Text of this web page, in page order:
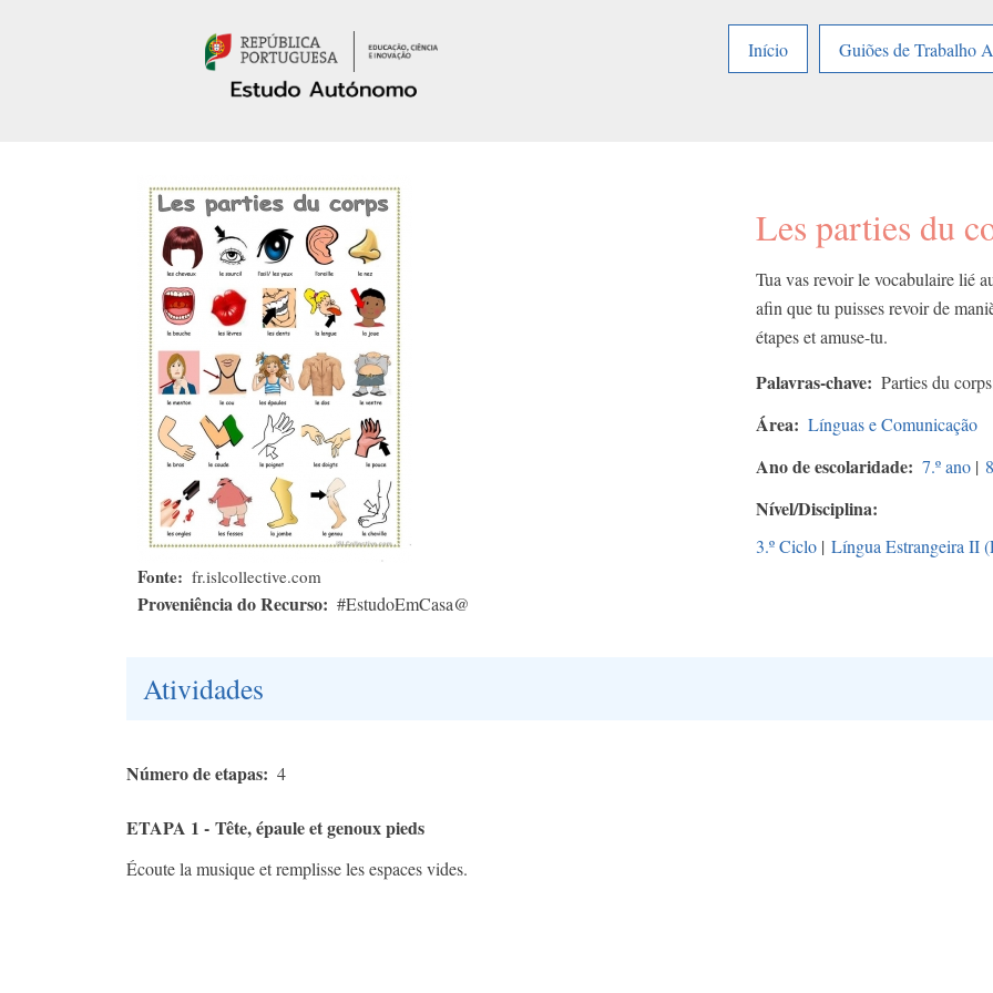
Início
Guiões de Trabalho
Fonte fr.islcollective.com
Proveniência do Recurso #EstudoEmCasa@
Les parties du
Tua vas revoir le vocabulaire lié
afin que tu puisses revoir de
étapes et amuse-tu.
Palavras-chave Parties du
Área Línguas e Comunicação
Ano de escolaridade 7.º ano |
Nível/Disciplina
3.º Ciclo | Língua Estrangeira II
Atividades
Número de etapas 4
ETAPA 1 - Tête, épaule et genoux pieds
Écoute la musique et remplisse les espaces vides.